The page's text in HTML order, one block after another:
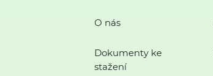
O nás
Dokumenty ke
stažení